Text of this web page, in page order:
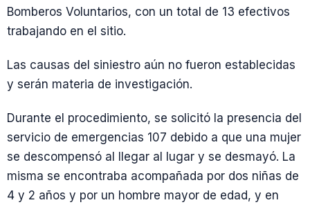
Bomberos Voluntarios, con un total de 13 efectivos
trabajando en el sitio.
Las causas del siniestro aún no fueron establecidas
y serán materia de investigación.
Durante el procedimiento, se solicitó la presencia del
servicio de emergencias 107 debido a que una mujer
se descompensó al llegar al lugar y se desmayó. La
misma se encontraba acompañada por dos niñas de
4 y 2 años y por un hombre mayor de edad, y en